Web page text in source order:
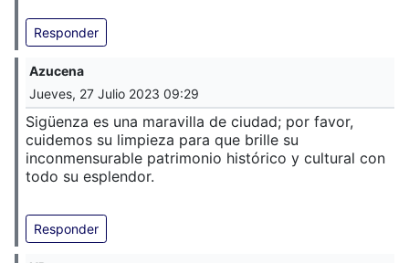
Responder
Azucena
Jueves, 27 Julio 2023 09:29
Sigüenza es una maravilla de ciudad; por favor,
cuidemos su limpieza para que brille su
inconmensurable patrimonio histórico y cultural con
todo su esplendor.
Responder